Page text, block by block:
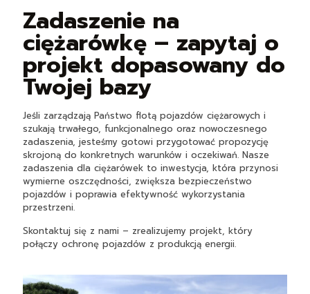
Zadaszenie na
ciężarówkę – zapytaj o
projekt dopasowany do
Twojej bazy
Jeśli zarządzają Państwo flotą pojazdów ciężarowych i
szukają trwałego, funkcjonalnego oraz nowoczesnego
zadaszenia, jesteśmy gotowi przygotować propozycję
skrojoną do konkretnych warunków i oczekiwań. Nasze
zadaszenia dla ciężarówek to inwestycja, która przynosi
wymierne oszczędności, zwiększa bezpieczeństwo
pojazdów i poprawia efektywność wykorzystania
przestrzeni.
Skontaktuj się z nami – zrealizujemy projekt, który
połączy ochronę pojazdów z produkcją energii.